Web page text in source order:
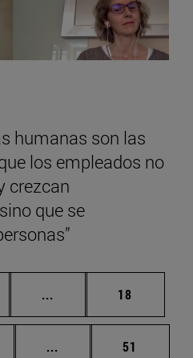
humanas son las
los empleados no
crezcan
que se
... Páginas intermedias
Página
18
... Páginas intermedias
Página
51